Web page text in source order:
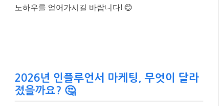
노하우를 얻어가시길 바랍니다! 😊
2026년 인플루언서 마케팅, 무엇이 달라
졌을까요? 🤔